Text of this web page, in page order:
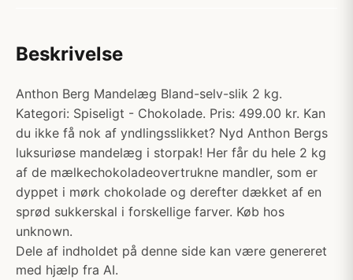
Beskrivelse
Anthon Berg Mandelæg Bland-selv-slik 2 kg.
Kategori: Spiseligt - Chokolade. Pris: 499.00 kr. Kan
du ikke få nok af yndlingsslikket? Nyd Anthon Bergs
luksuriøse mandelæg i storpak! Her får du hele 2 kg
af de mælkechokoladeovertrukne mandler, som er
dyppet i mørk chokolade og derefter dækket af en
sprød sukkerskal i forskellige farver. Køb hos
unknown.
Dele af indholdet på denne side kan være genereret
med hjælp fra AI.